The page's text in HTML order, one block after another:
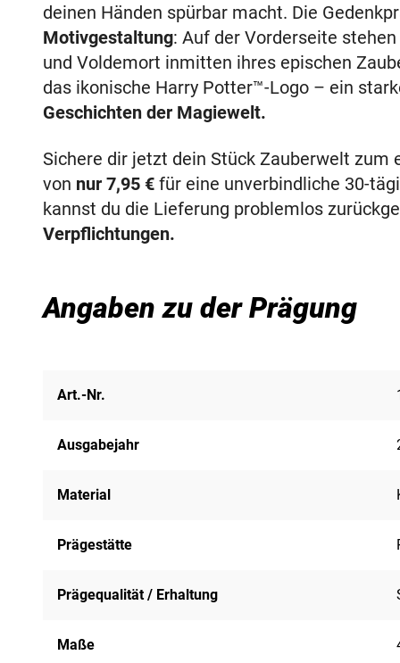
deinen Händen spürbar macht. Die
Motivgestaltung: Auf der Vorderseite
und Voldemort inmitten ihres epischen
das ikonische Harry Potter™-Logo – ein
Geschichten der Magiewelt.
Sichere dir jetzt dein Stück Zauberwelt
von nur 7,95 € für eine unverbindliche 30-
kannst du die Lieferung problemlos
Verpflichtungen.
Angaben zu der Prägung
Art.-Nr.
Ausgabejahr
Material
Prägestätte
Prägequalität / Erhaltung
Maße